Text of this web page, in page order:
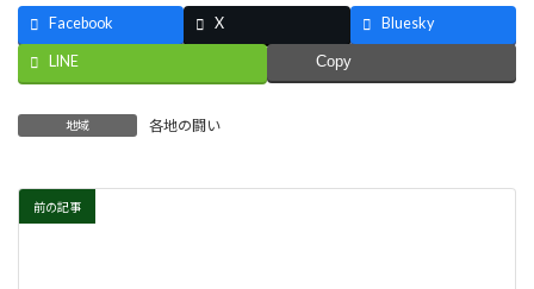
Facebook X Bluesky
LINE Copy
地域 各地の闘い
前の記事